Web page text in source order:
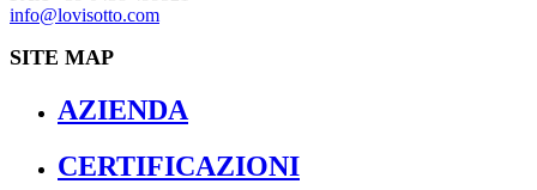
info@lovisotto.com
SITE MAP
AZIENDA
CERTIFICAZIONI